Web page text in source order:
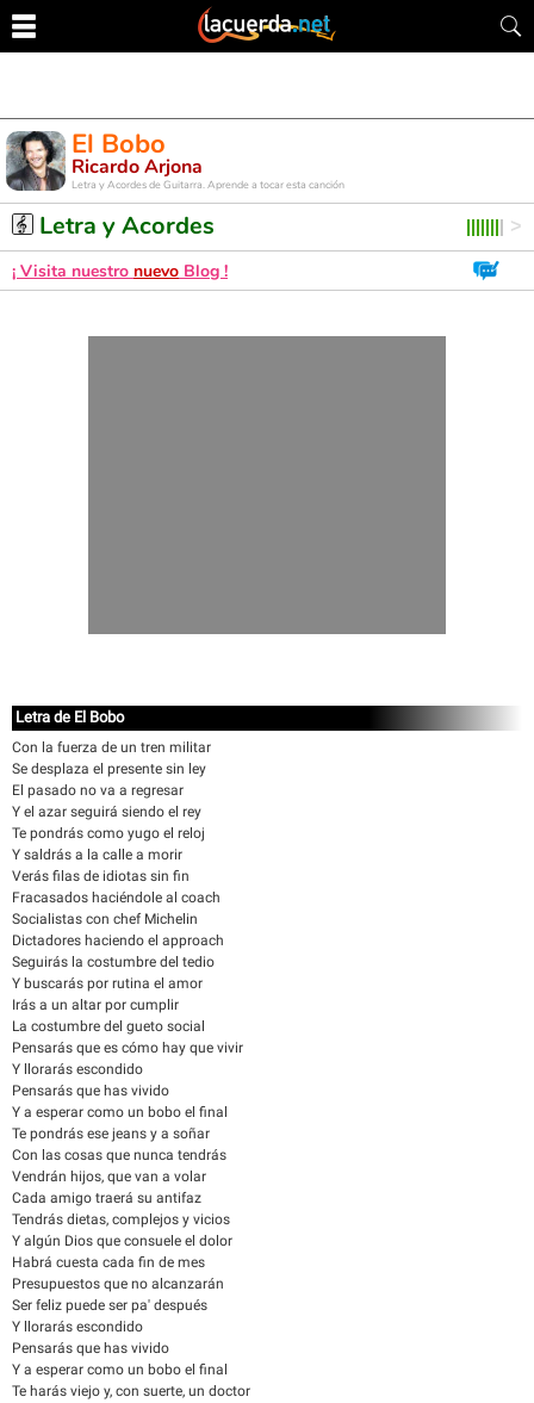
El Bobo
Ricardo Arjona
Letra y Acordes de Guitarra. Aprende a tocar esta canción
Letra y Acordes
¡ Visita nuestro nuevo Blog !
Letra de El Bobo
Con la fuerza de un tren militar
Se desplaza el presente sin ley
El pasado no va a regresar
Y el azar seguirá siendo el rey
Te pondrás como yugo el reloj
Y saldrás a la calle a morir
Verás filas de idiotas sin fin
Fracasados haciéndole al coach
Socialistas con chef Michelin
Dictadores haciendo el approach
Seguirás la costumbre del tedio
Y buscarás por rutina el amor
Irás a un altar por cumplir
La costumbre del gueto social
Pensarás que es cómo hay que vivir
Y llorarás escondido
Pensarás que has vivido
Y a esperar como un bobo el final
Te pondrás ese jeans y a soñar
Con las cosas que nunca tendrás
Vendrán hijos, que van a volar
Cada amigo traerá su antifaz
Tendrás dietas, complejos y vicios
Y algún Dios que consuele el dolor
Habrá cuesta cada fin de mes
Presupuestos que no alcanzarán
Ser feliz puede ser pa' después
Y llorarás escondido
Pensarás que has vivido
Y a esperar como un bobo el final
Te harás viejo y, con suerte, un doctor